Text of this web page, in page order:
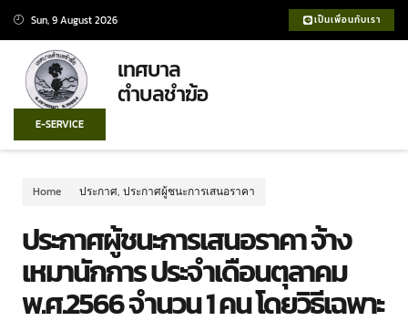
Sun, 9 August 2026 เป็นเพื่อนกับเรา
เทศบาล
ตำบลชำฆ้อ
E-SERVICE
Home ประกาศ, ประกาศผู้ชนะการเสนอราคา
ประกาศผู้ชนะการเสนอราคา จ้าง
เหมานักการ ประจำเดือนตุลาคม
พ.ศ.2566 จำนวน 1 คน โดยวิธีเฉพาะ